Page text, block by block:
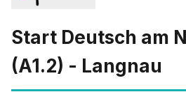
Start Deutsch am
(A1.2) - Langnau